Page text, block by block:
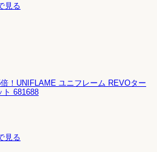
見る
！UNIFLAME ユニフレーム REVOター
ト 681688
見る